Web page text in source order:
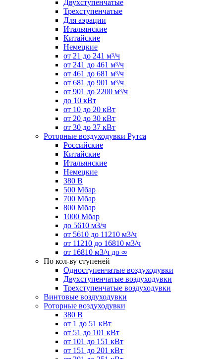
Двухступенчатые
Трехступенчатые
Для аэрации
Итальянские
Китайские
Немецкие
от 21 до 241 м³/ч
от 241 до 461 м³/ч
от 461 до 681 м³/ч
от 681 до 901 м³/ч
от 901 до 2200 м³/ч
до 10 кВт
от 10 до 20 кВт
от 20 до 30 кВт
от 30 до 37 кВт
Роторные воздуходувки Рутса
Российские
Китайские
Итальянские
Немецкие
380 В
500 Мбар
700 Мбар
800 Мбар
1000 Мбар
до 5610 м3/ч
от 5610 до 11210 м3/ч
от 11210 до 16810 м3/ч
от 16810 м3/ч до ∞
По кол-ву ступеней
Одноступенчатые воздуходувки
Двухступенчатые воздуходувки
Трехступенчатые воздуходувки
Винтовые воздуходувки
Роторные воздуходувки
380 В
от 1 до 51 кВт
от 51 до 101 кВт
от 101 до 151 кВт
от 151 до 201 кВт